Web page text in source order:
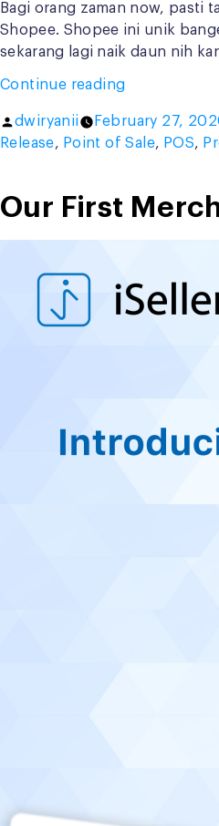
Bagi orang zaman now, pasti
Shopee. Shopee ini unik
sekarang lagi naik daun nih
Continue reading“ShopeePay
iSeller:
Special
for
You!”
Posted
by
dwiryanii February 27,
Release, Point of Sale, POS,
Our First